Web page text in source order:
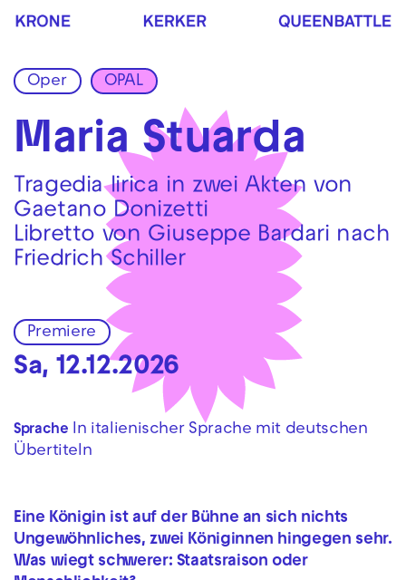
Zur Hauptnavigation springen
Oper
OPAL
Maria Stuarda
Tragedia lirica in zwei Akten von
Gaetano Donizetti
Libretto von Giuseppe Bardari nach
Friedrich Schiller
Premiere
Sa, 12.12.2026
Sprache In italienischer Sprache mit deutschen
Übertiteln
Eine Königin ist auf der Bühne an sich nichts
Ungewöhnliches, zwei Königinnen hingegen sehr.
Was wiegt schwerer: Staatsraison oder